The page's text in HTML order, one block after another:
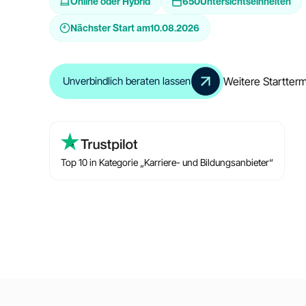
Nächster Start am10.08.2026
Unverbindlich beraten lassen Weitere
Top 10 in Kategorie „Karriere- und Bildungsanbieter“